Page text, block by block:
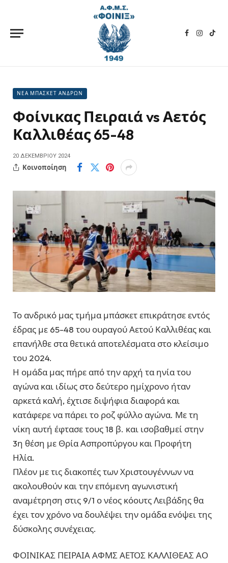
Facebook
ΝΕΑ ΜΠΑΣΚΕΤ ΑΝΔΡΩΝ
Φοίνικας Πειραιά vs Αετός
Καλλιθέας 65-48
20 ΔΕΚΕΜΒΡΊΟΥ 2024
Κοινοποίηση
Το ανδρικό μας τμήμα μπάσκετ επικράτησε εντός
έδρας με 65-48 του ουραγού Αετού Καλλιθέας και
επανήλθε στα θετικά αποτελέσματα στο κλείσιμο
του 2024.
Η ομάδα μας πήρε από την αρχή τα ηνία του
αγώνα και ιδίως στο δεύτερο ημίχρονο ήταν
αρκετά καλή, έχτισε διψήφια διαφορά και
κατάφερε να πάρει το ροζ φύλλο αγώνα. Με τη
νίκη αυτή έφτασε τους 18 β. και ισοβαθμεί στην
3η θέση με Θρία Ασπροπύργου και Προφήτη
Ηλία.
Πλέον με τις διακοπές των Χριστουγέννων να
ακολουθούν και την επόμενη αγωνιστική
αναμέτρηση στις 9/1 ο νέος κόουτς Λειβάδης θα
έχει τον χρόνο να δουλέψει την ομάδα ενόψει της
δύσκολης συνέχειας.
ΦΟΙΝΙΚΑΣ ΠΕΙΡΑΙΑ ΑΦΜΣ ΑΕΤΟΣ ΚΑΛΛΙΘΕΑΣ ΑΟ